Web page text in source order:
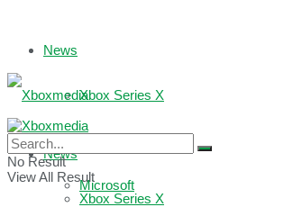
News
Xbox Series X
Microsoft
News
Xbox Series X
No Result
View All Result